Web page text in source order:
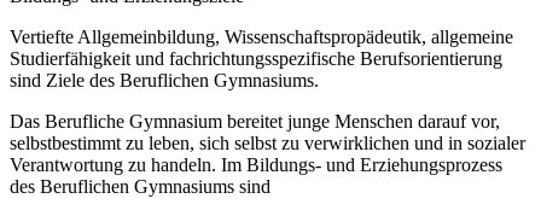
Vertiefte Allgemeinbildung, Wissenschaftspropädeutik, allgemeine
Studierfähigkeit und fachrichtungsspezifische Berufsorientierung
sind Ziele des Beruflichen Gymnasiums.
Das Berufliche Gymnasium bereitet junge Menschen darauf vor,
selbstbestimmt zu leben, sich selbst zu verwirklichen und in sozialer
Verantwortung zu handeln. Im Bildungs- und Erziehungsprozess
des Beruflichen Gymnasiums sind